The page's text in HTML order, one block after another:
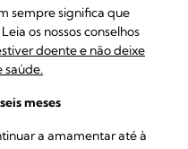
sempre significa que
os nossos conselhos
doente e não deixe
saúde.
meses
a amamentar até à